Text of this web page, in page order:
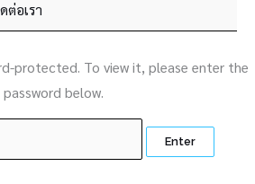
ต่อเรา
protected. To view it, please enter the
password below.